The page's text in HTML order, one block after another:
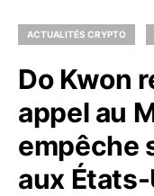
ACTUALITÉS CRYPTO
Do Kwon
appel au
empêche
aux